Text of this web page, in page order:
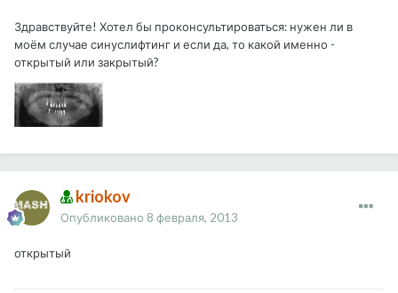
Здравствуйте! Хотел бы проконсультироваться: нужен ли в
моём случае синуслифтинг и если да, то какой именно -
открытый или закрытый?
kriokov
Опубликовано 8 февраля, 2013
открытый